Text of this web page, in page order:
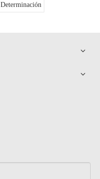
Determinación